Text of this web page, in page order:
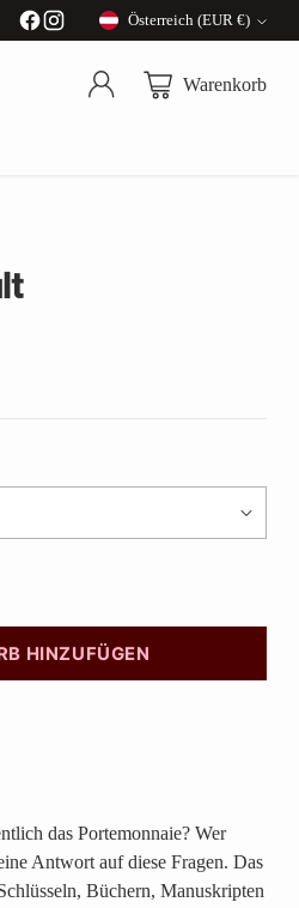
Währung
Österreich (EUR €)
Warenkorb
HINZUFÜGEN
das Portemonnaie? Wer
Antwort auf diese Fragen. Das
Büchern, Manuskripten